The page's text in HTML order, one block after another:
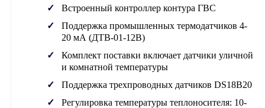
Встроенный контроллер контура ГВС
Поддержка промышленных термодатчиков 4-
20 мА (ДТВ-01-12В)
Комплект поставки включает датчики уличной
и комнатной температуры
Поддержка трехпроводных датчиков DS18B20
Регулировка температуры теплоносителя: 10-